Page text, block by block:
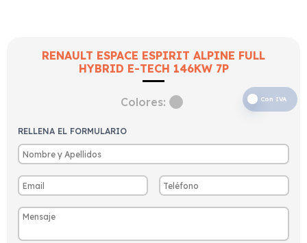
RENAULT ESPACE ESPIRIT ALPINE FULL
HYBRID E-TECH 146KW 7P
Con IVA
Colores:
RELLENA EL FORMULARIO